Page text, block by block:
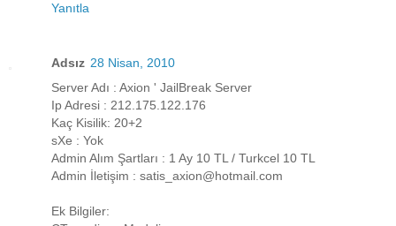
Yanıtla
Adsız 28 Nisan, 2010
Server Adı : Axion ' JailBreak Server
Ip Adresi : 212.175.122.176
Kaç Kisilik: 20+2
sXe : Yok
Admin Alım Şartları : 1 Ay 10 TL / Turkcel 10 TL
Admin İletişim : satis_axion@hotmail.com
Ek Bilgiler: